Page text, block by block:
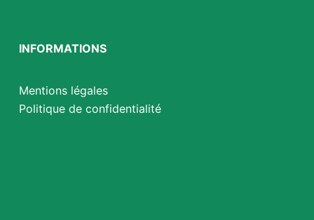
INFORMATIONS
Mentions légales
Politique de confidentialité